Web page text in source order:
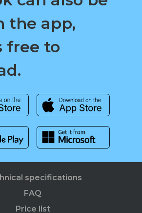
the app,
free to
specifications
FAQ
Price list